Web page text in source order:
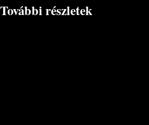
További részletek